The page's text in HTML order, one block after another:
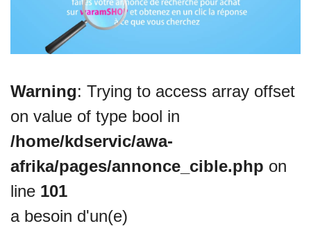
Warning: Trying to access array offset
on value of type bool in
/home/kdservic/awa-
afrika/pages/annonce_cible.php on
line 101
a besoin d'un(e)